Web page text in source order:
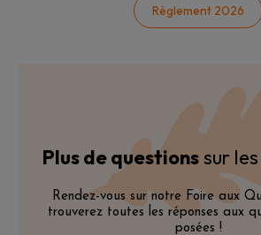
Règlement 2026
Plus de questionssur les
Rendez-vous sur notre Foire aux
trouverez toutes les réponses aux
posées !